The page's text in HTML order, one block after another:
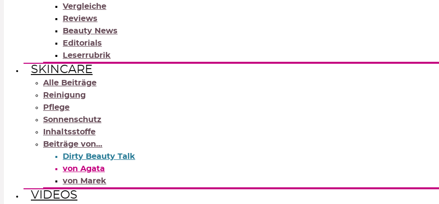
Vergleiche
Reviews
Beauty News
Editorials
Leserrubrik
SKINCARE
Alle Beiträge
Reinigung
Pflege
Sonnenschutz
Inhaltsstoffe
Beiträge von…
Dirty Beauty Talk
von Agata
von Marek
VIDEOS